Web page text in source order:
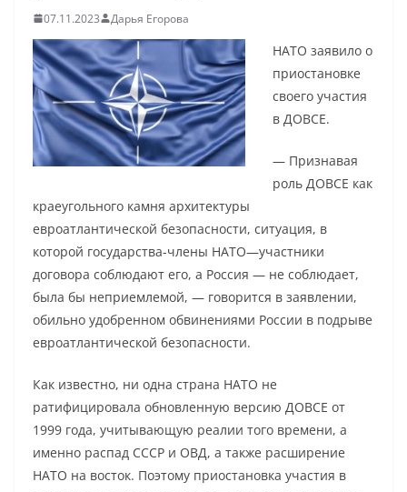
07.11.2023 Дарья Егорова
НАТО заявило о
приостановке
своего участия
в ДОВСЕ.
— Признавая
роль ДОВСЕ как
краеугольного камня архитектуры
евроатлантической безопасности, ситуация, в
которой государства-члены НАТО—участники
договора соблюдают его, а Россия — не соблюдает,
была бы неприемлемой, — говорится в заявлении,
обильно удобренном обвинениями России в подрыве
евроатлантической безопасности.
Как известно, ни одна страна НАТО не
ратифицировала обновленную версию ДОВСЕ от
1999 года, учитывающую реалии того времени, а
именно распад СССР и ОВД, а также расширение
НАТО на восток. Поэтому приостановка участия в